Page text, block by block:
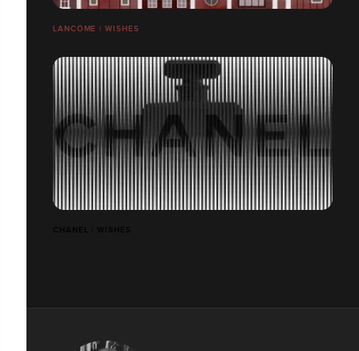
LANCÔME | WISHES
CHANEL | WISHES